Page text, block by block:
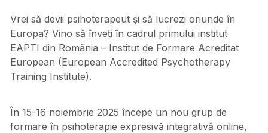
Vrei să devii psihoterapeut și să lucrezi oriunde în
Europa? Vino să înveți în cadrul primului institut
EAPTI din România – Institut de Formare Acreditat
European (European Accredited Psychotherapy
Training Institute).
În 15-16 noiembrie 2025 începe un nou grup de
formare în psihoterapie expresivă integrativă online,